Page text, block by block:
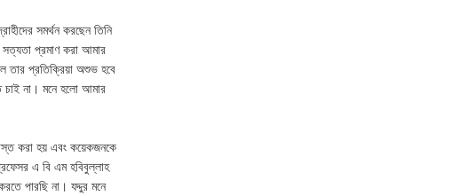
সমর্থন করছেন তিনি
সত্যতা প্রমাণ করা আমার
তার প্রতিক্রিয়া অশুভ হবে
চাই না। মনে হলো আমার
করা হয় এবং কয়েকজনকে
এ বি এম হবিবুল্লাহ
পারছি না। যদ্দুর মনে